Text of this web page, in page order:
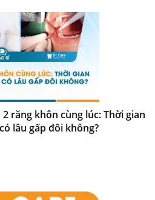
2 răng khôn cùng lúc: Thời gian
lâu gấp đôi không?